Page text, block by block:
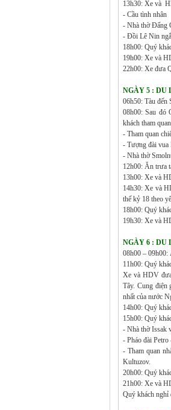
13h30: Xe và
- Cầu tình nhân
- Nhà thờ Đấng
- Đồi Lê Nin
18h00: Quý
19h00: Xe và
22h00: Xe đưa
NGÀY 5 : DU
06h50: Tàu đến
08h00: Sau đó
khách tham
- Tham quan
- Tượng đài
- Nhà thờ
12h00: Ăn trưa
13h00: Xe và
14h30: Xe và
thế kỷ 18 theo
18h00: Quý
19h30: Xe và
NGÀY 6 : DU
08h00 – 09h00:
11h00: Quý
Xe và HDV
Tây. Cung điện
nhất của nước
14h00: Quý
15h00: Quý
- Nhà thờ Issak
- Pháo đài
- Tham quan
Kultuzov.
20h00: Quý
21h00: Xe và
Quý khách nghỉ